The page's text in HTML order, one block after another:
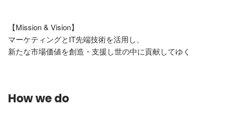
【Mission & Vision】
マーケティングとIT先端技術を活用し、
新たな市場価値を創造・支援し世の中に貢献してゆく
How we do